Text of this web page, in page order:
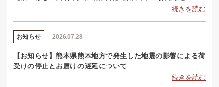
続きを読む
2026.07.28
お知らせ
【お知らせ】熊本県熊本地方で発生した地震の影響による荷
受けの停止とお届けの遅延について
続きを読む